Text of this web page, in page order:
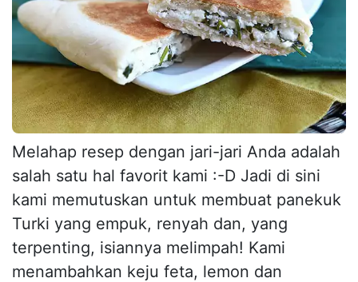
Melahap resep dengan jari-jari Anda adalah
salah satu hal favorit kami :-D Jadi di sini
kami memutuskan untuk membuat panekuk
Turki yang empuk, renyah dan, yang
terpenting, isiannya melimpah! Kami
menambahkan keju feta, lemon dan